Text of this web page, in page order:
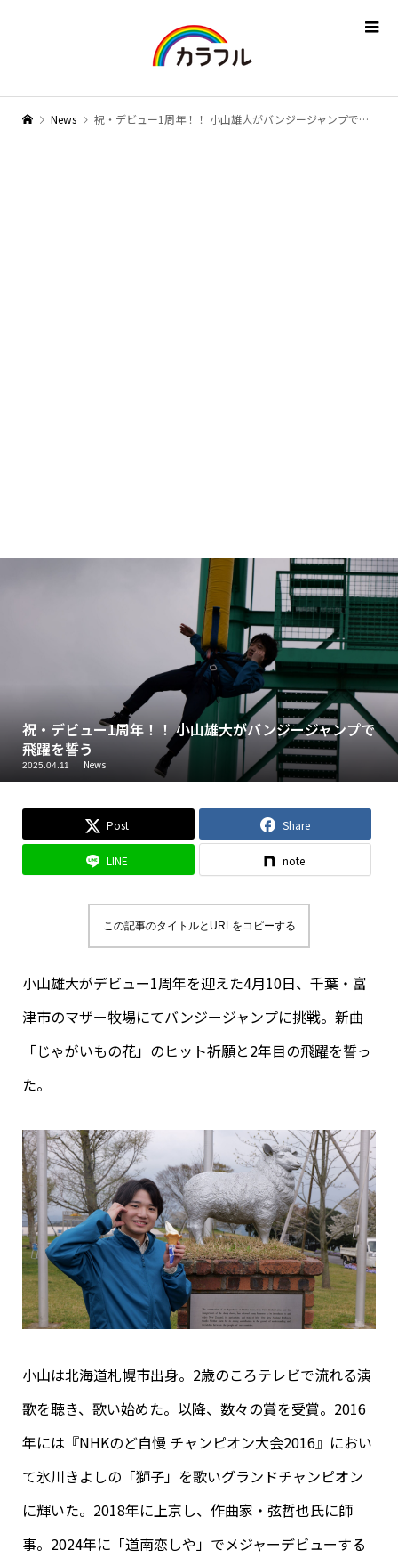
News 祝・デビュー1周年！！ 小山雄大がバンジージャンプで飛躍を誓う
祝・デビュー1周年！！ 小山雄大がバンジージャンプで
飛躍を誓う
2025.04.11 News
Post Share
LINE note
この記事のタイトルとURLをコピーする
小山雄大がデビュー1周年を迎えた4月10日、千葉・富
津市のマザー牧場にてバンジージャンプに挑戦。新曲
「じゃがいもの花」のヒット祈願と2年目の飛躍を誓っ
た。
小山は北海道札幌市出身。2歳のころテレビで流れる演
歌を聴き、歌い始めた。以降、数々の賞を受賞。2016
年には『NHKのど自慢 チャンピオン大会2016』におい
て氷川きよしの「獅子」を歌いグランドチャンピオン
に輝いた。2018年に上京し、作曲家・弦哲也氏に師
事。2024年に「道南恋しや」でメジャーデビューする